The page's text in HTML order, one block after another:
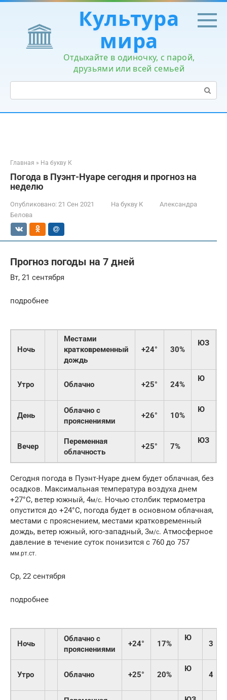
Перейти
контенту
Культура
мира
Отдыхайте в одиночку, с парой,
друзьями или всей семьей
Поиск:
Главная » На букву К
Погода в Пуэнт-Нуаре сегодня и прогноз на
неделю
Опубликовано: 21 Сен 2021 На букву К
Александра
Белова
Прогноз погоды на 7 дней
Вт, 21 сентября
подробнее
Ночь
Местами
кратковременный
дождь
+24° 30%
ЮЗ
Утро Облачно +25° 24%
Ю
День
Облачно с
прояснениями
+26° 10%
Ю
Вечер
Переменная
облачность
+25° 7%
ЮЗ
Сегодня погода в Пуэнт-Нуаре днем будет облачная, без
осадков. Максимальная температура воздуха днем
+27°C, ветер южный, 4м/с. Ночью столбик термометра
опустится до +24°C, погода будет в основном облачная,
местами с прояснением, местами кратковременный
дождь, ветер южный, юго-западный, 3м/с. Атмосферное
давление в течение суток понизится с 760 до 757
мм.рт.ст.
Ср, 22 сентября
подробнее
Ночь
Облачно с
прояснениями
+24° 17%
Ю
3
Утро Облачно +25° 20%
Ю
4